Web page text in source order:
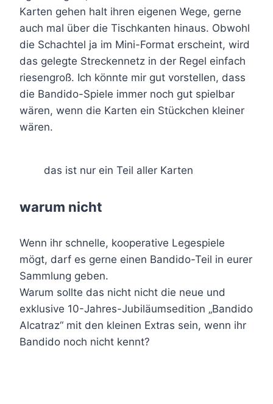
Karten gehen halt ihren eigenen Wege, gerne
auch mal über die Tischkanten hinaus. Obwohl
die Schachtel ja im Mini-Format erscheint, wird
das gelegte Streckennetz in der Regel einfach
riesengroß. Ich könnte mir gut vorstellen, dass
die Bandido-Spiele immer noch gut spielbar
wären, wenn die Karten ein Stückchen kleiner
wären.
das ist nur ein Teil aller Karten
warum nicht
Wenn ihr schnelle, kooperative Legespiele
mögt, darf es gerne einen Bandido-Teil in eurer
Sammlung geben.
Warum sollte das nicht nicht die neue und
exklusive 10-Jahres-Jubiläumsedition „Bandido
Alcatraz“ mit den kleinen Extras sein, wenn ihr
Bandido noch nicht kennt?